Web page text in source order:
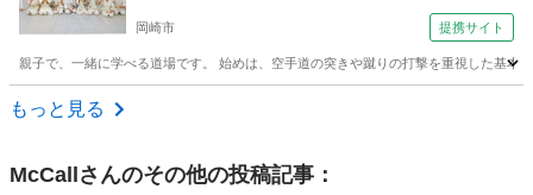
時～）
岡崎市 提携サイト
親子で、一緒に学べる道場です。 始めは、空手道の突きや蹴りの打撃を重視した基
愛知 岡崎市
もっと見る
McCall さんのその他の投稿記事：